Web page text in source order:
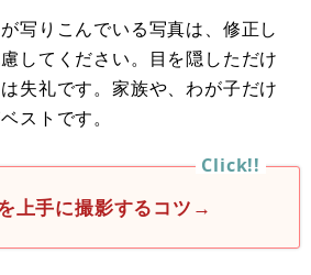
写りこんでいる写真は、修正し
してください。目を隠しただけ
失礼です。家族や、わが子だけ
ストです。
上手に撮影するコツ→